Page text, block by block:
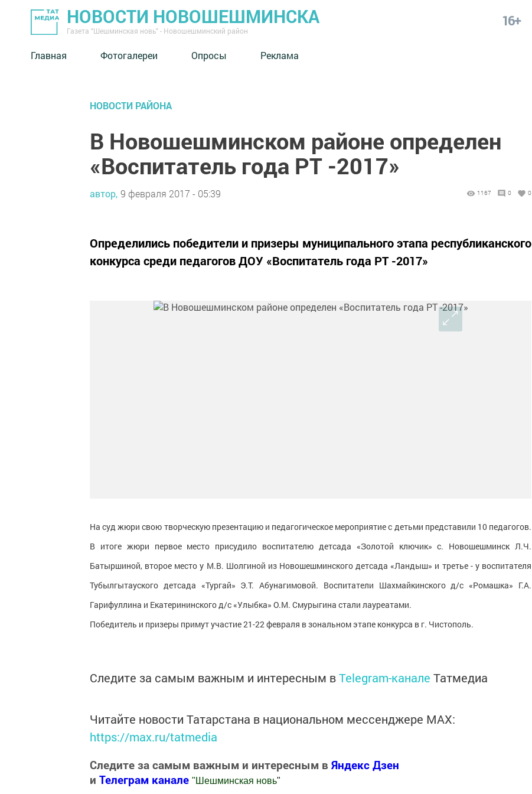
НОВОСТИ НОВОШЕШМИНСКА
Газета "Шешминская новь" - Новошешминский район
16+
Главная Фотогалереи Опросы Реклама
НОВОСТИ РАЙОНА
В Новошешминском районе определен
«Воспитатель года РТ -2017»
автор, 9 февраля 2017 - 05:39 1167 0 0
Определились победители и призеры муниципального этапа республиканского
конкурса среди педагогов ДОУ «Воспитатель года РТ -2017»
На суд жюри свою творческую презентацию и педагогическое мероприятие с детьми представили 10 педагогов.
В итоге жюри первое место присудило воспитателю детсада «Золотой ключик» с. Новошешминск Л.Ч.
Батыршиной, второе место у М.В. Шолгиной из Новошешминского детсада «Ландыш» и третье - у воспитателя
Тубылгытауского детсада «Тургай» Э.Т. Абунагимовой. Воспитатели Шахмайкинского д/с «Ромашка» Г.А.
Гарифуллина и Екатерининского д/с «Улыбка» О.М. Смурыгина стали лауреатами.
Победитель и призеры примут участие 21-22 февраля в зональном этапе конкурса в г. Чистополь.
Следите за самым важным и интересным вTelegram-канале Татмедиа
Читайте новости Татарстана в национальном мессенджере MАХ:
https://max.ru/tatmedia
Следите за самым важным и интересным в Яндекс Дзен
и Телеграм канале " Шешминская новь"